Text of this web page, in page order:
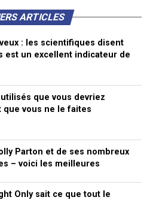
ARTICLES
: les scientifiques disent
est un excellent indicateur de
que vous devriez
vous ne le faites
Parton et de ses nombreux
– voici les meilleures
Only sait ce que tout le